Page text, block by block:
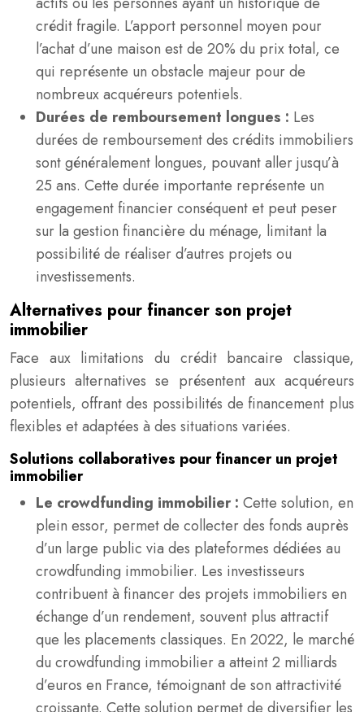
crédit fragile. L’apport personnel moyen pour
l’achat d’une maison est de 20% du prix total, ce
qui représente un obstacle majeur pour de
nombreux acquéreurs potentiels.
Durées de remboursement longues : Les
durées de remboursement des crédits immobiliers
sont généralement longues, pouvant aller jusqu’à
25 ans. Cette durée importante représente un
engagement financier conséquent et peut peser
sur la gestion financière du ménage, limitant la
possibilité de réaliser d’autres projets ou
investissements.
Alternatives pour financer son projet
immobilier
Face aux limitations du crédit bancaire classique,
plusieurs alternatives se présentent aux acquéreurs
potentiels, offrant des possibilités de financement plus
flexibles et adaptées à des situations variées.
Solutions collaboratives pour financer un projet
immobilier
Le crowdfunding immobilier : Cette solution, en
plein essor, permet de collecter des fonds auprès
d’un large public via des plateformes dédiées au
crowdfunding immobilier. Les investisseurs
contribuent à financer des projets immobiliers en
échange d’un rendement, souvent plus attractif
que les placements classiques. En 2022, le marché
du crowdfunding immobilier a atteint 2 milliards
d’euros en France, témoignant de son attractivité